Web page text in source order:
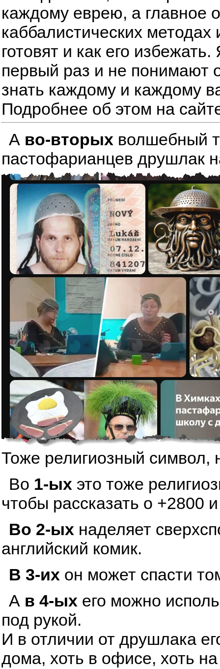
каждому еврею, а главное
каббалистических
готовят и как его
первый раз и не понимают
знать каждому и каждому
Подробнее об этом на
А во-вторых волшебный
пастофарианцев друшлак
Тоже религиозный символ,
Во 1-ых это тоже
чтобы рассказать о +2800
Во 2-ых наделяет
английский комик.
В 3-их он может спасти
А в 4-ых его можно
под рукой.
И в отличии от друшлака
дома, хоть в офисе, хоть